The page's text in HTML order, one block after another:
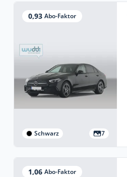
0,93 Abo-Faktor
Schwarz 7
1,06 Abo-Faktor